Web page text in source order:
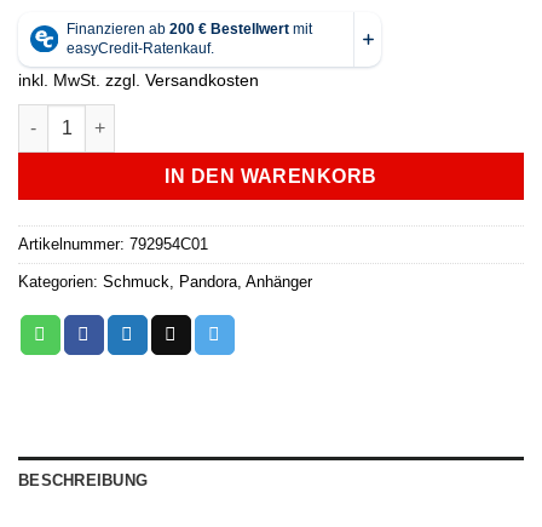
war:
€79,00
ist:
€69,00.
inkl. MwSt. zzgl. Versandkosten
Pandora Anhänger - 792954C01 Menge
IN DEN WARENKORB
Artikelnummer: 792954C01
Kategorien: Schmuck Pandora Anhänger
BESCHREIBUNG